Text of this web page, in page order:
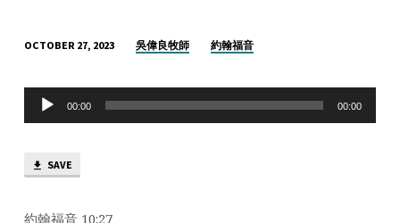
年
10
月
日
要
OCTOBER 27, 2023 吳偉良牧師 約翰福音
Audio
Player
00:00 00:00
SAVE
約翰福音 10:27